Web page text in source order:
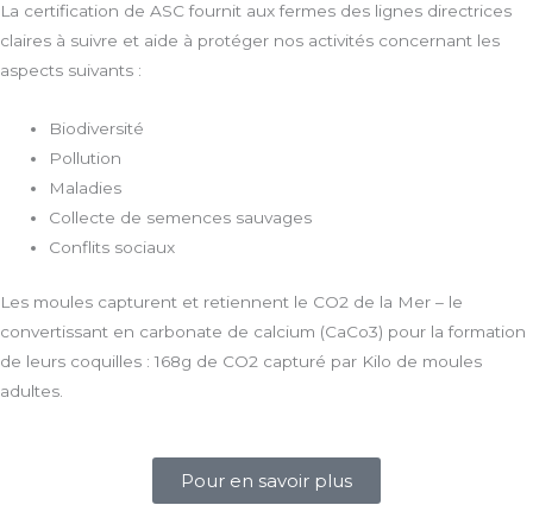
La certification de ASC fournit aux fermes des lignes directrices
claires à suivre et aide à protéger nos activités concernant les
aspects suivants :
Biodiversité
Pollution
Maladies
Collecte de semences sauvages
Conflits sociaux
Les moules capturent et retiennent le CO2 de la Mer – le
convertissant en carbonate de calcium (CaCo3) pour la formation
de leurs coquilles : 168g de CO2 capturé par Kilo de moules
adultes.
Pour en savoir plus